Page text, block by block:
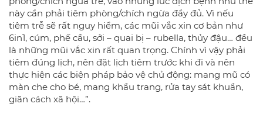
này cần phải tiêm phòng/chích ngừa đầy đủ. Vì nếu
tiêm trễ sẽ rất nguy hiểm, các mũi vắc xin cơ bản như
6in1, cúm, phế cầu, sởi – quai bị – rubella, thủy đậu… đều
là những mũi vắc xin rất quan trọng. Chính vì vậy phải
tiêm đúng lịch, nên đặt lịch tiêm trước khi đi và nên
thực hiện các biện pháp bảo vệ chủ động: mang mũ có
màn che cho bé, mang khẩu trang, rửa tay sát khuẩn,
giãn cách xã hội…”.